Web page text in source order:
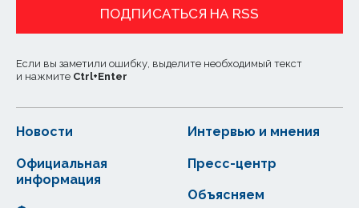
ПОДПИСАТЬСЯ НА RSS
Если вы заметили ошибку, выделите необходимый текст
и нажмите Ctrl+Enter
Новости
Официальная
информация
Интервью и мнения
Пресс-центр
Объясняем